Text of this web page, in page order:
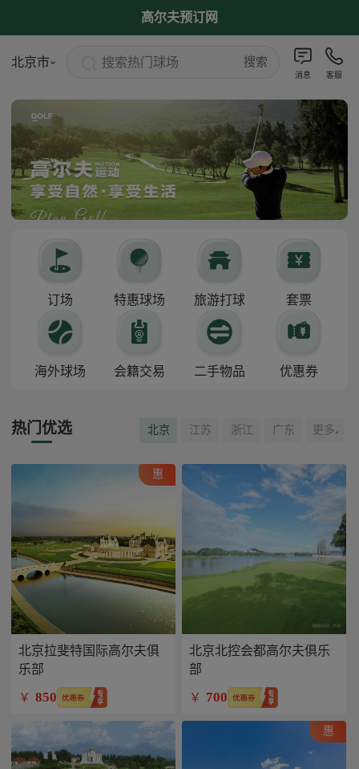
高尔夫预订网
北京市 搜索热门球场 搜索
消息 客服
订场 特惠球场 旅游打球 套票
海外球场 会籍交易 二手物品 优惠券
热门优选 北京 江苏 浙江 广东 更多
惠
北京拉斐特国际高尔夫俱
乐部
￥ 850
北京北控会都高尔夫俱乐
部
￥ 700
惠